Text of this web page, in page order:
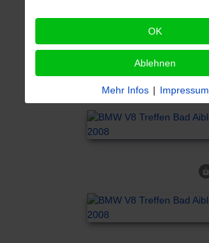
OK
Ablehnen
Mehr Infos | Impressum